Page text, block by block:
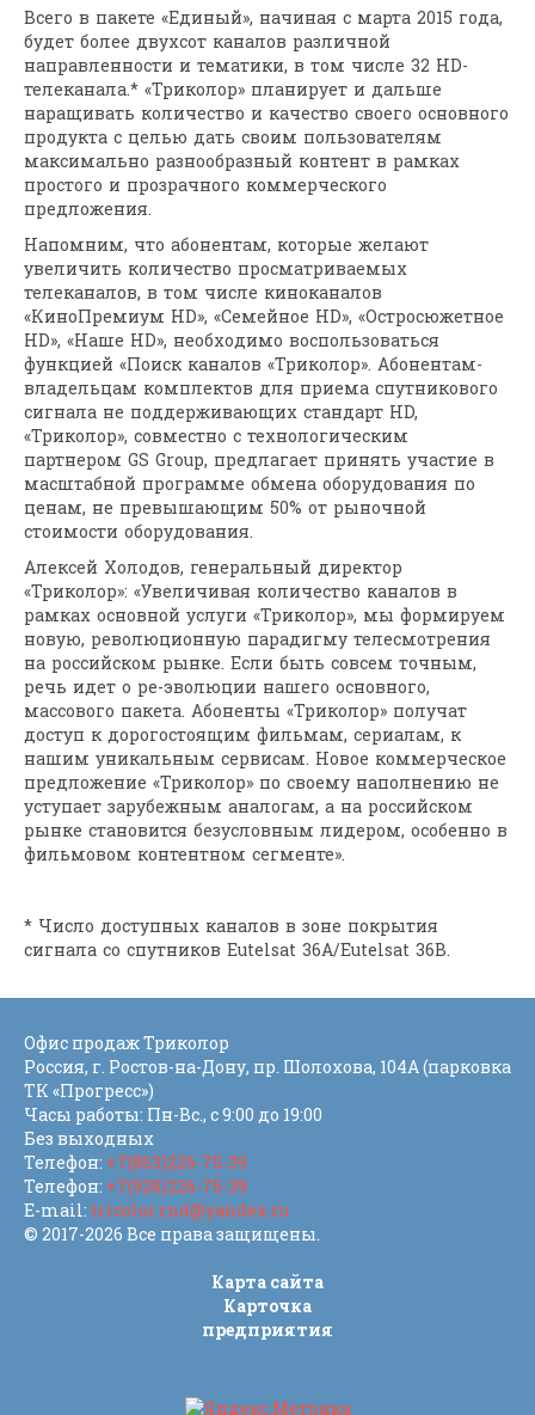
Всего в пакете «Единый», начиная с марта 2015 года,
будет более двухсот каналов различной
направленности и тематики, в том числе 32 HD-
телеканала.* «Триколор» планирует и дальше
наращивать количество и качество своего основного
продукта с целью дать своим пользователям
максимально разнообразный контент в рамках
простого и прозрачного коммерческого
предложения.
Напомним, что абонентам, которые желают
увеличить количество просматриваемых
телеканалов, в том числе киноканалов
«КиноПремиум HD», «Семейное HD», «Остросюжетное
HD», «Наше HD», необходимо воспользоваться
функцией «Поиск каналов «Триколор». Абонентам-
владельцам комплектов для приема спутникового
сигнала не поддерживающих стандарт HD,
«Триколор», совместно с технологическим
партнером GS Group, предлагает принять участие в
масштабной программе обмена оборудования по
ценам, не превышающим 50% от рыночной
стоимости оборудования.
Алексей Холодов, генеральный директор
«Триколор»: «Увеличивая количество каналов в
рамках основной услуги «Триколор», мы формируем
новую, революционную парадигму телесмотрения
на российском рынке. Если быть совсем точным,
речь идет о ре-эволюции нашего основного,
массового пакета. Абоненты «Триколор» получат
доступ к дорогостоящим фильмам, сериалам, к
нашим уникальным сервисам. Новое коммерческое
предложение «Триколор» по своему наполнению не
уступает зарубежным аналогам, а на российском
рынке становится безусловным лидером, особенно в
фильмовом контентном сегменте».
* Число доступных каналов в зоне покрытия
сигнала со спутников Eutelsat 36A/Eutelsat 36B.
Офис продаж Триколор
Россия, г. Ростов-на-Дону, пр. Шолохова, 104А (парковка
ТК «Прогресс»)
Часы работы: Пн-Вс., с 9:00 до 19:00
Без выходных
Телефон: +7(863)226-75-39
Телефон: +7(928)226-75-39
E-mail: tricolor.rnd@yandex.ru
© 2017-2026 Все права защищены.
Карта сайта
Карточка
предприятия